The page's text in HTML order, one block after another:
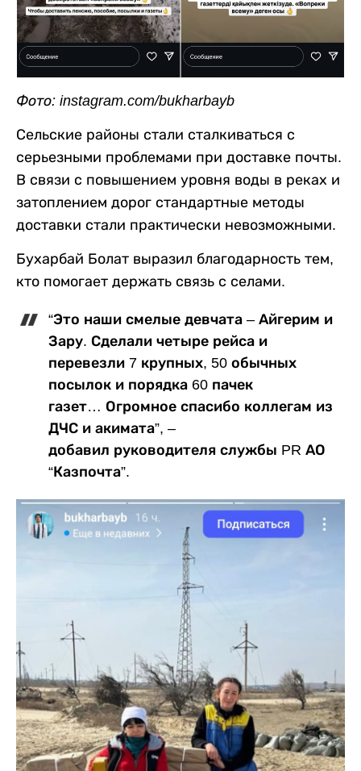
Фото: instagram.com/bukharbayb
Сельские районы стали сталкиваться с
серьезными проблемами при доставке почты.
В связи с повышением уровня воды в реках и
затоплением дорог стандартные методы
доставки стали практически невозможными.
Бухарбай Болат выразил благодарность тем,
кто помогает держать связь с селами.
“Это наши смелые девчата – Айгерим и
Зару. Сделали четыре рейса и
перевезли 7 крупных, 50 обычных
посылок и порядка 60 пачек
газет… Огромное спасибо коллегам из
ДЧС и акимата”, –
добавил руководителя службы PR АО
“Казпочта”.